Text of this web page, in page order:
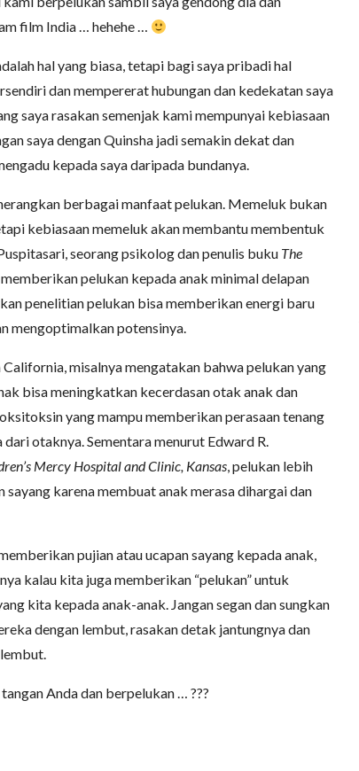
film India … hehehe …
hal yang biasa, tetapi bagi saya pribadi hal
dan mempererat hubungan dan kedekatan saya
saya rasakan semenjak kami mempunyai kebiasaan
saya dengan Quinsha jadi semakin dekat dan
kepada saya daripada bundanya.
berbagai manfaat pelukan. Memeluk bukan
kebiasaan memeluk akan membantu membentuk
seorang psikolog dan penulis buku The
pelukan kepada anak minimal delapan
penelitian pelukan bisa memberikan energi baru
mengoptimalkan potensinya.
misalnya mengatakan bahwa pelukan yang
bisa meningkatkan kecerdasan otak anak dan
yang mampu memberikan perasaan tenang
otaknya. Sementara menurut Edward R.
Mercy Hospital and Clinic, Kansas, pelukan lebih
karena membuat anak merasa dihargai dan
pujian atau ucapan sayang kepada anak,
kalau kita juga memberikan “pelukan” untuk
kita kepada anak-anak. Jangan segan dan sungkan
dengan lembut, rasakan detak jantungnya dan
Anda dan berpelukan … ???